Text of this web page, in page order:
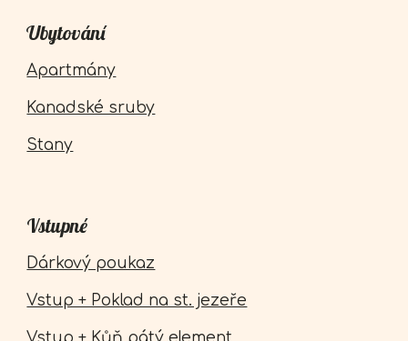
Ubytování
Apartmány
Kanadské sruby
Stany
Vstupné
Dárkový poukaz
Vstup + Poklad na st. jezeře